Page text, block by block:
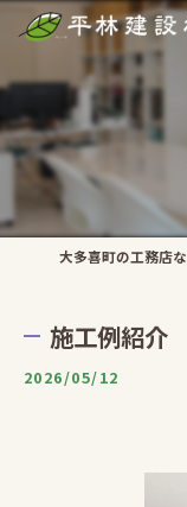
施工例紹介
2026/05/12